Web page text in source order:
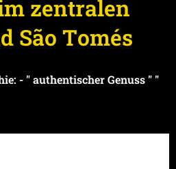
zentralen
São Tomés
- "authentischer Genuss " "